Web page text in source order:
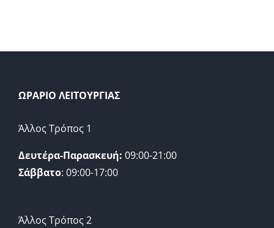
ΩΡΑΡΙΟ ΛΕΙΤΟΥΡΓΙΑΣ
Άλλος Τρόπος 1
Δευτέρα-Παρασκευή: 09:00-21:00
Σάββατο: 09:00-17:00
Άλλος Τρόπος 2